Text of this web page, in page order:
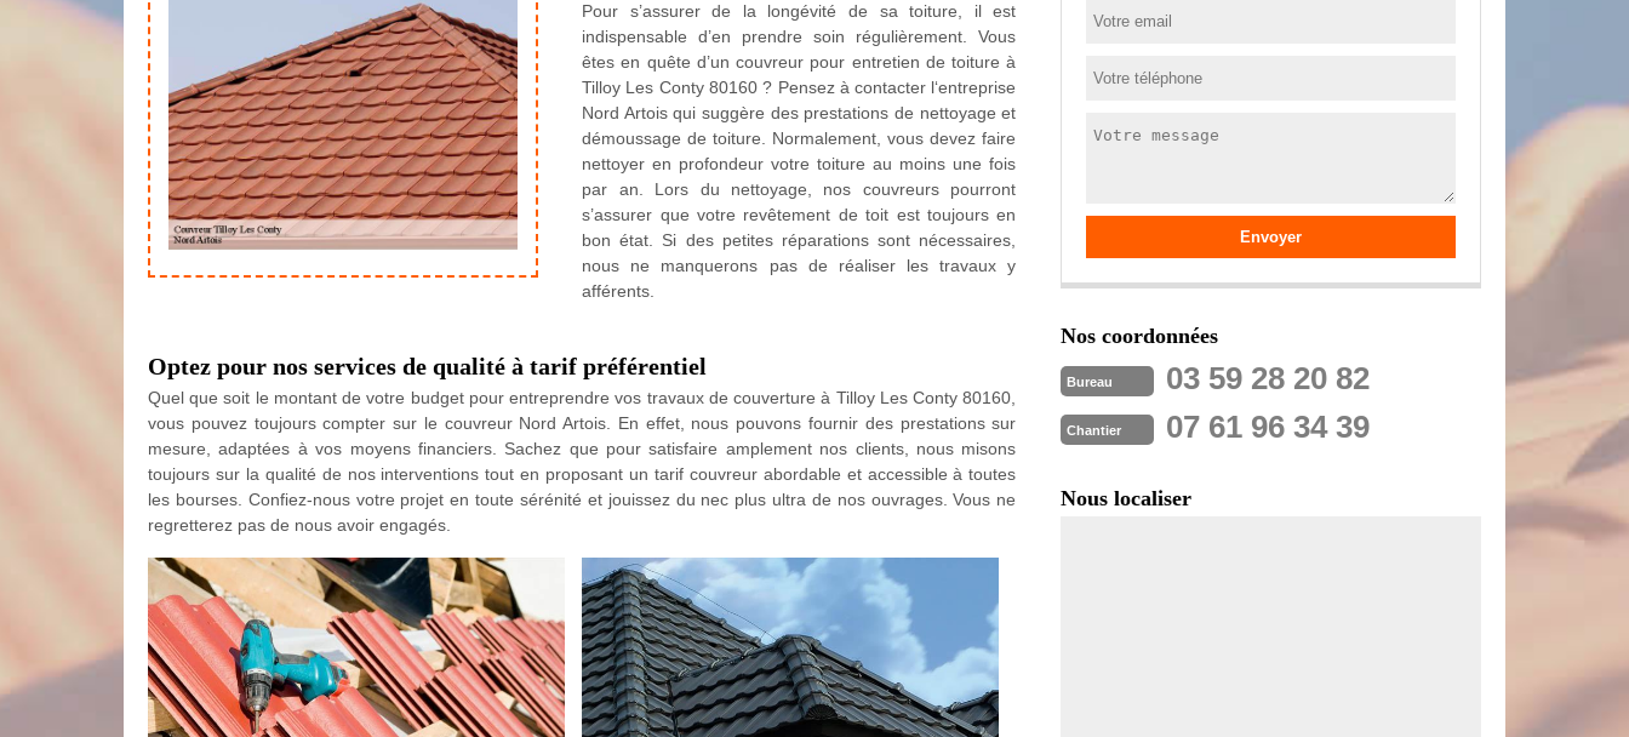
Pour s’assurer de la longévité de sa toiture, il est
indispensable d’en prendre soin régulièrement. Vous
êtes en quête d’un couvreur pour entretien de toiture à
Tilloy Les Conty 80160 ? Pensez à contacter l‘entreprise
Nord Artois qui suggère des prestations de nettoyage et
démoussage de toiture. Normalement, vous devez faire
nettoyer en profondeur votre toiture au moins une fois
par an. Lors du nettoyage, nos couvreurs pourront
s’assurer que votre revêtement de toit est toujours en
bon état. Si des petites réparations sont nécessaires,
nous ne manquerons pas de réaliser les travaux y
afférents.
Optez pour nos services de qualité à tarif préférentiel
Quel que soit le montant de votre budget pour entreprendre vos travaux de couverture à Tilloy Les Conty 80160,
vous pouvez toujours compter sur le couvreur Nord Artois. En effet, nous pouvons fournir des prestations sur
mesure, adaptées à vos moyens financiers. Sachez que pour satisfaire amplement nos clients, nous misons
toujours sur la qualité de nos interventions tout en proposant un tarif couvreur abordable et accessible à toutes
les bourses. Confiez-nous votre projet en toute sérénité et jouissez du nec plus ultra de nos ouvrages. Vous ne
regretterez pas de nous avoir engagés.
Nos coordonnées
Bureau 03 59 28 20 82
Chantier 07 61 96 34 39
Nous localiser